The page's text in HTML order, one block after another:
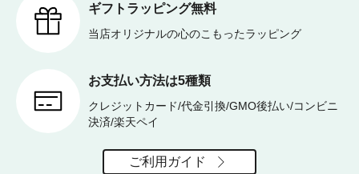
ギフトラッピング無料
当店オリジナルの心のこもったラッピング
お支払い方法は5種類
クレジットカード/代金引換/GMO後払い/コンビニ
決済/楽天ペイ
ご利用ガイド